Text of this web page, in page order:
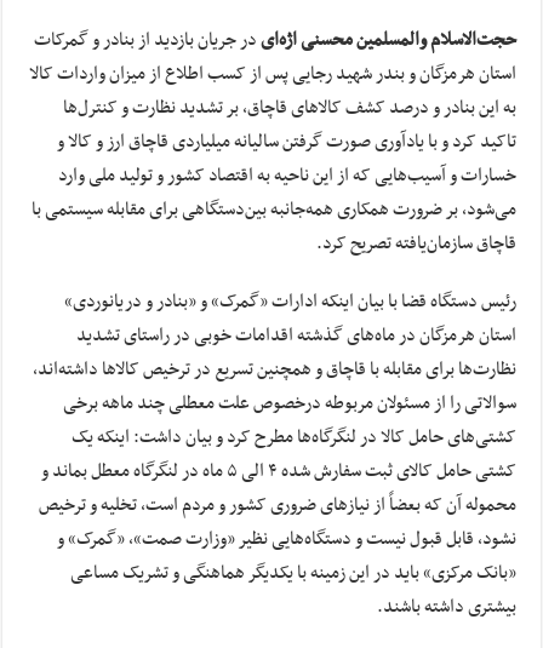
حجت‌الاسلام والمسلمین محسنی اژه‌ایدر جریان بازدید از بنادر و گمرکات
استان هرمزگان و بندر شهید رجایی پس از کسب اطلاع از میزان واردات کالا
به این بنادر و درصد کشف کالاهای قاچاق، بر تشدید نظارت و کنترل‌ها
تاکید کرد و با یادآوری صورت گرفتن سالیانه میلیاردی قاچاق ارز و کالا و
خسارات و آسیب‌هایی که از این ناحیه به اقتصاد کشور و تولید ملی وارد
می‌شود، بر ضرورت همکاری همه‌جانبه بین‌دستگاهی برای مقابله سیستمی با
قاچاق سازمان‌یافته تصریح کرد.
رئیس دستگاه قضا با بیان اینکه ادارات «گمرک» و «بنادر و دریانوردی»
استان هرمزگان در ماه‌های گذشته اقدامات خوبی در راستای تشدید
نظارت‌ها برای مقابله با قاچاق و همچنین تسریع در ترخیص کالاها داشته‌اند،
سوالاتی را از مسئولان مربوطه درخصوص علت معطلی چند ماهه برخی
کشتی‌های حامل کالا در لنگرگاه‌ها مطرح کرد و بیان داشت: اینکه یک
کشتی حامل کالای ثبت سفارش شده ۴ الی ۵ ماه در لنگرگاه معطل بماند و
محموله آن که بعضاً از نیازهای ضروری کشور و مردم است، تخلیه و ترخیص
نشود، قابل قبول نیست و دستگاه‌هایی نظیر «وزارت صمت»، «گمرک» و
«بانک مرکزی» باید در این زمینه با یکدیگر هماهنگی و تشریک مساعی
بیشتری داشته باشند.